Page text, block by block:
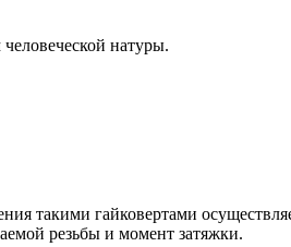
натуры.
такими гайковертами
резьбы и момент затяжки.